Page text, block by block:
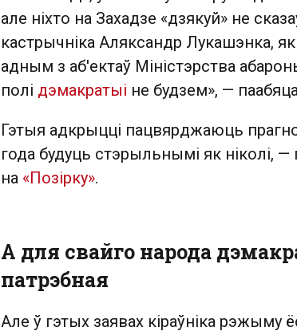
але ніхто на Захадзе «дзякуй» не
кастрычніка Аляксандр Лукашэнка,
адным з аб'ектаў Міністэрства
полі дэмакратыі не будзем», —
Гэтыя адкрыцці пацвярджаюць
года будуць стэрыльнымі як ніколі, —
на «Позірку».
А для свайго народа
патрэбная
Але ў гэтых заявах кіраўніка рэжыму